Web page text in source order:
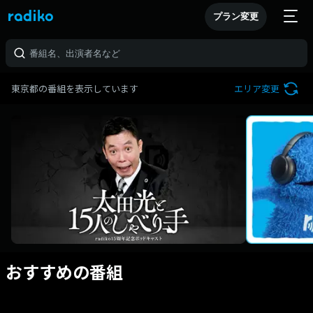
プラン変更
東京都の番組を表示しています エリア変更
おすすめの番組